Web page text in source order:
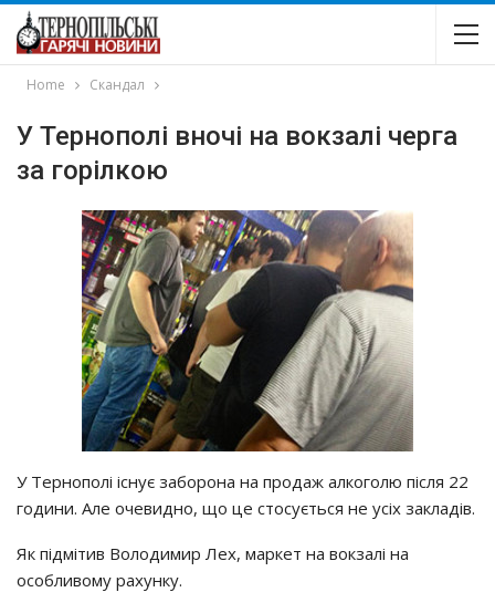
Home Скандал
У Тернополі вночі на вокзалі черга
за горілкою
У Тернополі існує заборона на продаж алкоголю після 22
години. Але очевидно, що це стосується не усіх закладів.
Як підмітив Володимир Лех, маркет на вокзалі на
особливому рахунку.